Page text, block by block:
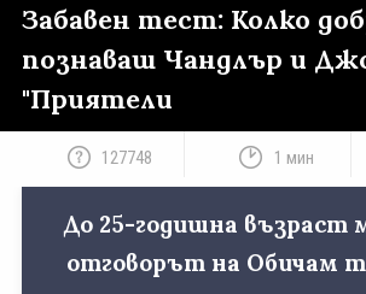
Забавен тест: Колко
познаваш Чандлър и
"Приятели
127748 1 мин
До 25-годишна възраст
отговорът на Обичам